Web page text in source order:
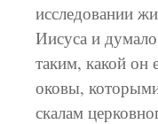
исследовании
Иисуса и
таким, какой он
оковы,
скалам